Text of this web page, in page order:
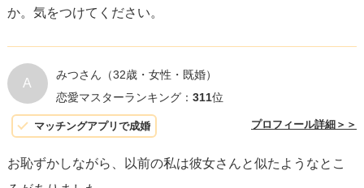
ウンセラーなどの専門家に相談するのも一つの方法
関係を改善するためには、彼女自身が自分の行動や感情を
理解し、コントロールすることが必要であり、それには専
門家のサポートが役立つことがあります。あなたと彼女が
健やかな関係を築いていくためにも、適切な対応を心がけ
か。気をつけてください。
A
みつさん （32歳・女性・既婚）
恋愛マスターランキング： 311位
マッチングアプリで成婚 プロフィール詳細＞＞
お恥ずかしながら、以前の私は彼女さんと似たようなとこ